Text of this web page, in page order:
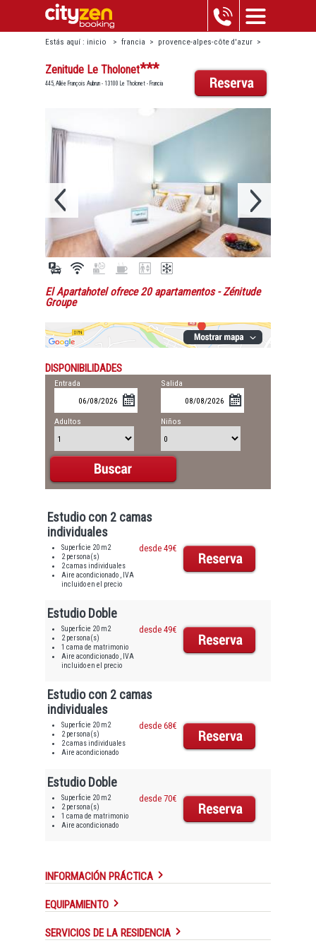
Estás aquí : inicio > francia > provence-alpes-côte d'azur >
le tholonet > zenitude le tholonet
Zenitude Le Tholonet***
445, Allée François Aubrun - 13100 Le Tholonet - Francia
El Apartahotel ofrece 20 apartamentos- Zénitude
Groupe
DISPONIBILIDADES
Entrada Salida
Adultos Niños
Estudio con 2 camas
individuales
Superficie 20 m2
2 persona(s)
2 camas individuales
Aire acondicionado , IVA
incluido en el precio
desde 49€
Estudio Doble
Superficie 20 m2
2 persona(s)
1 cama de matrimonio
Aire acondicionado , IVA
incluido en el precio
desde 49€
Estudio con 2 camas
individuales
Superficie 20 m2
2 persona(s)
2 camas individuales
Aire acondicionado
desde 68€
Estudio Doble
Superficie 20 m2
2 persona(s)
1 cama de matrimonio
Aire acondicionado
desde 70€
INFORMACIÓN PRÁCTICA
EQUIPAMIENTO
SERVICIOS DE LA RESIDENCIA